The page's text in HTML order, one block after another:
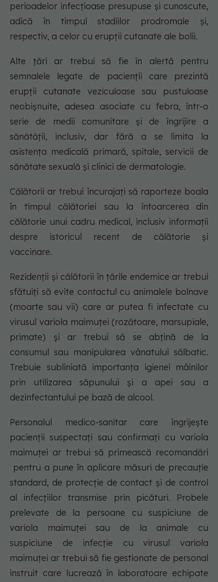
perioadelor infecțioase presupuse și cunoscute,
adică în timpul stadiilor prodromale și,
respectiv, a celor cu erupții cutanate ale bolii.
Alte țări ar trebui să fie în alertă pentru
semnalele legate de pacienții care prezintă
erupții cutanate veziculoase sau pustuloase
neobișnuite, adesea asociate cu febra, într-o
serie de medii comunitare și de îngrijire a
sănătății, inclusiv, dar fără a se limita la
asistența medicală primară, spitale, servicii de
sănătate sexuală și clinici de dermatologie.
Călătorii ar trebui încurajați să raporteze boala
în timpul călătoriei sau la întoarcerea din
călătorie unui cadru medical, inclusiv informații
despre istoricul recent de călătorie și
vaccinare.
Rezidenții și călătorii în țările endemice ar trebui
sfătuiți să evite contactul cu animalele bolnave
(moarte sau vii) care ar putea fi infectate cu
virusul variola maimuței (rozătoare, marsupiale,
primate) și ar trebui să se abțină de la
consumul sau manipularea vânatului sălbatic.
Trebuie subliniată importanța igienei mâinilor
prin utilizarea săpunului și a apei sau a
dezinfectantului pe bază de alcool.
Personalul medico-sanitar care îngrijește
pacienții suspectați sau confirmați cu variola
maimuței ar trebui să primească recomandări
pentru a pune în aplicare măsuri de precauție
standard, de protecție de contact și de control
al infecțiilor transmise prin picături. Probele
prelevate de la persoane cu suspiciune de
variola maimuței sau de la animale cu
suspiciune de infecție cu virusul variola
maimuței ar trebui să fie gestionate de personal
instruit care lucrează în laboratoare echipate